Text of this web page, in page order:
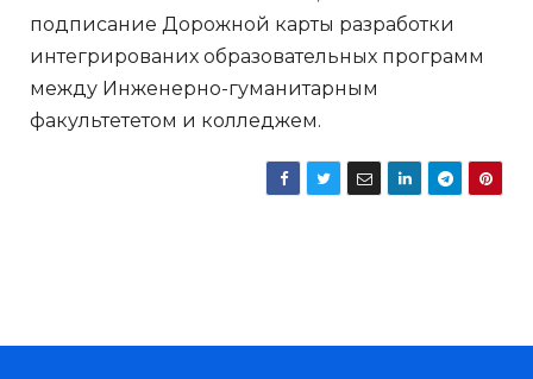
подписание Дорожной карты разработки
интегрированих образовательных программ
между Инженерно-гуманитарным
факультететом и колледжем.